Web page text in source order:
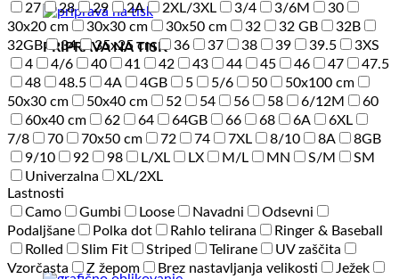
PRIPRAVA NA TISK
27
28 29 2A 2XL/3XL 3/4 3/6M
30
30x20 cm
30x30 cm 30x50 cm 32 32 GB
32B
32GB
34 35x25 cm 36 37 38 39 39.5
3XS
4
4/6 40 41 42 43 44 45 46 47
47.5
48
48.5 4A 4GB 5 5/6 50
50x100 cm
50x30 cm
50x40 cm 52 54 56 58 6/12M
60
60x40 cm
62 64 64GB 66 68 6A
6XL
7/8
70 70x50 cm 72 74 7XL 8/10 8A
8GB
9/10
92 98 L/XL LX M/L MN S/M
SM
Univerzalna
XL/2XL
Lastnosti
Camo
Gumbi Loose Navadni
Odsevni
Podaljšane
Polka dot Rahlo telirana
Ringer & Baseball
Rolled
Slim Fit Striped Telirane
UV zaščita
Vzorčasta
Z žepom Brez nastavljanja velikosti
Ježek